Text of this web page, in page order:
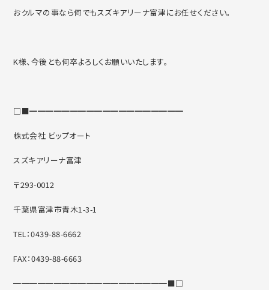
おクルマの事なら何でもスズキアリーナ富津にお任せください。
K様、今後とも何卒よろしくお願いいたします。
□■━━━━━━━━━━━━━━━━━━━
株式会社 ビップオート
スズキアリーナ富津
〒293-0012
千葉県富津市青木1-3-1
TEL：0439-88-6662
FAX：0439-88-6663
━━━━━━━━━━━━━━━━━━━■□